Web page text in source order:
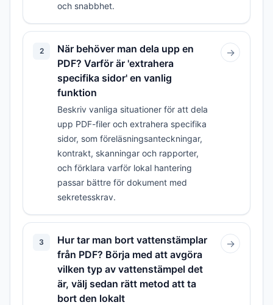
och snabbhet.
2
När behöver man dela upp en
PDF? Varför är 'extrahera
specifika sidor' en vanlig
funktion
Beskriv vanliga situationer för att dela
upp PDF-filer och extrahera specifika
sidor, som föreläsningsanteckningar,
kontrakt, skanningar och rapporter,
och förklara varför lokal hantering
passar bättre för dokument med
sekretesskrav.
→
3
Hur tar man bort vattenstämplar
från PDF? Börja med att avgöra
vilken typ av vattenstämpel det
är, välj sedan rätt metod att ta
bort den lokalt
→